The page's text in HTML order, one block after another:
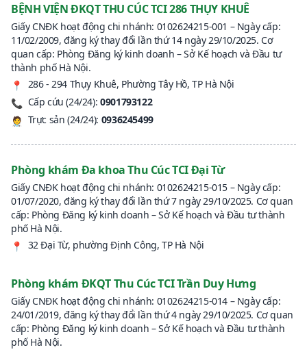
BỆNH VIỆN ĐKQT THU CÚC TCI 286 THỤY KHUÊ
Giấy CNĐK hoạt động chi nhánh: 0102624215-001 – Ngày cấp:
11/02/2009, đăng ký thay đổi lần thứ 14 ngày 29/10/2025. Cơ
quan cấp: Phòng Đăng ký kinh doanh – Sở Kế hoạch và Đầu tư
thành phố Hà Nội.
📍
286 - 294 Thụy Khuê, Phường Tây Hồ, TP Hà Nội
📞 Cấp cứu (24/24): 0901793122
🧑‍⚕️ Trực sản (24/24): 0936245499
Phòng khám Đa khoa Thu Cúc TCI Đại Từ
Giấy CNĐK hoạt động chi nhánh: 0102624215-015 – Ngày cấp:
01/07/2020, đăng ký thay đổi lần thứ 7 ngày 29/10/2025. Cơ quan
cấp: Phòng Đăng ký kinh doanh – Sở Kế hoạch và Đầu tư thành
phố Hà Nội.
📍
32 Đại Từ, phường Định Công, TP Hà Nội
Phòng khám ĐKQT Thu Cúc TCI Trần Duy Hưng
Giấy CNĐK hoạt động chi nhánh: 0102624215-014 – Ngày cấp:
24/01/2019, đăng ký thay đổi lần thứ 4 ngày 29/10/2025. Cơ quan
cấp: Phòng Đăng ký kinh doanh – Sở Kế hoạch và Đầu tư thành
phố Hà Nội.